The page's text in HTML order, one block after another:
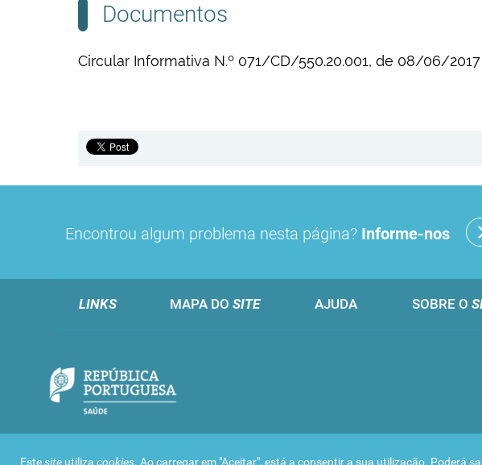
Documentos
Circular Informativa N.º 071/CD/550.20.001, de 08/06/2017
Estesite utiliza cookies. Ao carregar em "Aceitar", está a consentir a sua utilização. Poderá
Encontrou algum problema nesta página? Informe-nos
LINKS MAPA DO SITE AJUDA SOBRE O